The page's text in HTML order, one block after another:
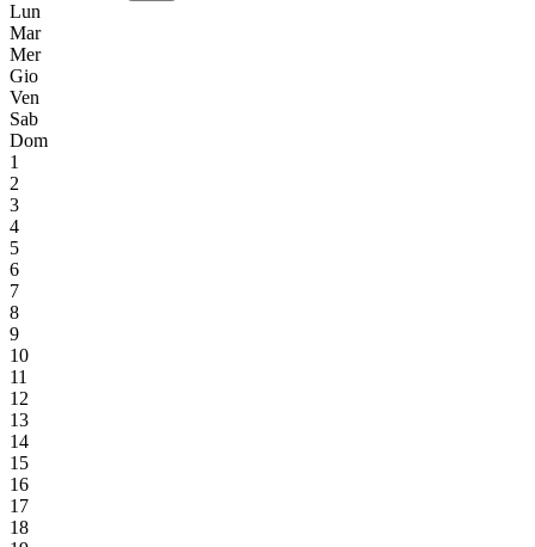
Lun
Mar
Mer
Gio
Ven
Sab
Dom
1
2
3
4
5
6
7
8
9
10
11
12
13
14
15
16
17
18